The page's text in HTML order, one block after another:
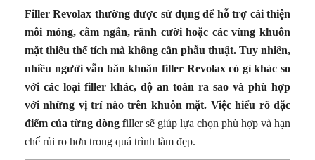
Filler Revolax thường được sử dụng để hỗ trợ cải thiện
môi mỏng, cằm ngắn, rãnh cười hoặc các vùng khuôn
mặt thiếu thể tích mà không cần phẫu thuật. Tuy nhiên,
nhiều người vẫn băn khoăn filler Revolax có gì khác so
với các loại filler khác, độ an toàn ra sao và phù hợp
với những vị trí nào trên khuôn mặt. Việc hiểu rõ đặc
điểm của từng dòng filler sẽ giúp lựa chọn phù hợp và hạn
chế rủi ro hơn trong quá trình làm đẹp.